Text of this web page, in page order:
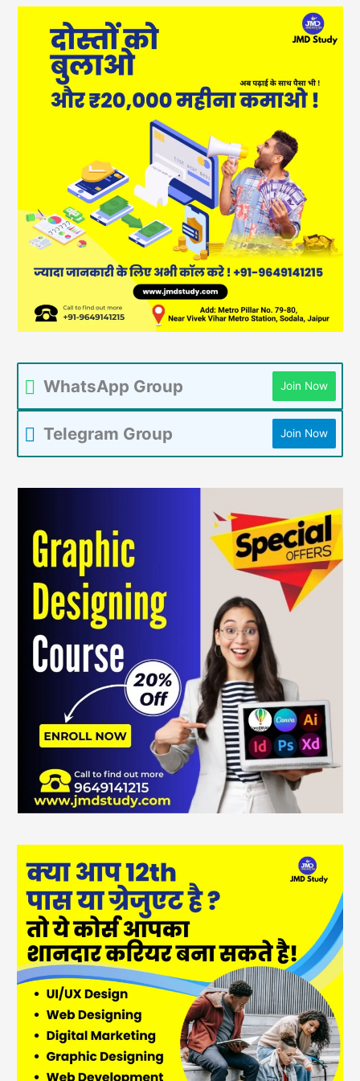
WhatsApp Group Join Now
Telegram Group Join Now